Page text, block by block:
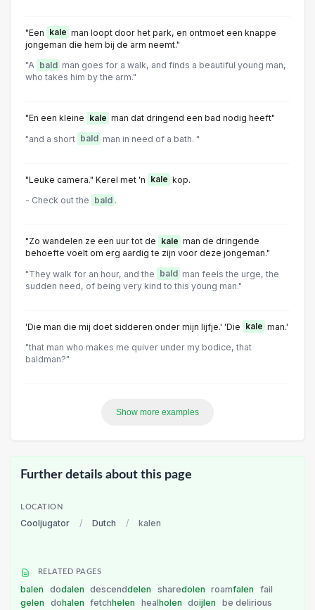
"Een kale man loopt door het park, en ontmoet een knappe
jongeman die hem bij de arm neemt."
"A bald man goes for a walk, and finds a beautiful young man,
who takes him by the arm."
"En een kleine kale man dat dringend een bad nodig heeft"
"and a short bald man in need of a bath. "
"Leuke camera." Kerel met 'n kale kop.
- Check out the bald .
"Zo wandelen ze een uur tot de kale man de dringende
behoefte voelt om erg aardig te zijn voor deze jongeman."
"They walk for an hour, and the bald man feels the urge, the
sudden need, of being very kind to this young man."
'Die man die mij doet sidderen onder mijn lijfje.' 'Die kale man.'
"that man who makes me quiver under my bodice, that
baldman?"
Show more examples
Further details about this page
LOCATION
Cooljugator / Dutch / kalen
RELATED PAGES
balen dodalen descenddelen sharedolen roamfalen
fail
gelen
dohalen fetchhelen healholen doijlen be delirious